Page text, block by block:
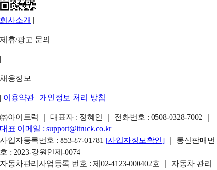
회사소개 |
제휴/광고 문의
|
채용정보
| 이용약관 | 개인정보 처리 방침
㈜아이트럭 ｜ 대표자 : 정혜인 ｜ 전화번호 : 0508-0328-7002
대표 이메일 : support@itruck.co.kr
사업자등록번호 : 853-87-01781 [사업자정보확인]
｜ 통신판매번
호 : 2023-강원인제-0074
자동차관리사업등록 번호 : 제02-4123-000402호 ｜ 자동차 관리